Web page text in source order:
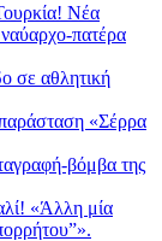
Νέα
πατέρα
σε αθλητική
«Σέρρα
βόμβα της
«Άλλη μία